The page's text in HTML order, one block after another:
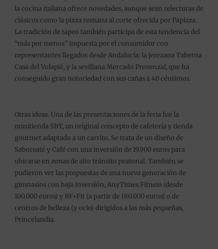
la cocina italiana ofrece novedades, aunque sean relecturas de
clásicos como la pizza romana al corte ofrecida por Papizza.
La tradición de tapeo también participa de esta tendencia del
“más por menos” impuesta por el consumidor con
representantes llegados desde Andalucía: la jerezana Taberna
Casa del Volapié, y la sevillana Mercado Provenzal, que ha
conseguido gran notoriedad con sus cañas a 40 céntimos.
Otras ideas. Una de las presentaciones de la feria fue la
minitienda SBT, un original concepto de cafetería y tienda
gourmet adaptado a un carrito. Se trata de un diseño de
Saboreaté y Café con una inversión de 19.900 euros para
ubicarse en zonas de alto tránsito peatonal. También se
pudieron ver las propuestas de una nueva generación de
gimnasios con baja inversión, AnyTimes Fitness (desde
100.000 euros) y BF+Fit (a partir de 180.000 euros) o de
centros de belleza (y ocio) dirigidos a las más pequeñas,
Princelandia.